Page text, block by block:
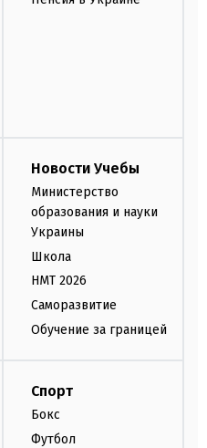
Новости Учебы
Министерство
образования и науки
Украины
Школа
НМТ 2026
Саморазвитие
Обучение за границей
Спорт
Бокс
Футбол